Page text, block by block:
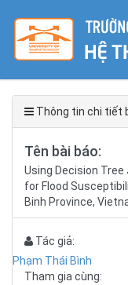
Thông tin chi tiết
Tên bài báo:
Using Decision
for Flood
Binh Province,
Tác giả:
Phạm Thái Bình
Tham gia cùng: